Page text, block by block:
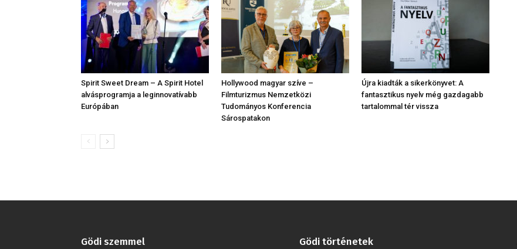
​Spirit Sweet Dream – A Spirit Hotel
alvásprogramja a leginnovatívabb
Európában
Hollywood magyar szíve –
Filmturizmus Nemzetközi
Tudományos Konferencia
Sárospatakon
Újra kiadták a sikerkönyvet: A
fantasztikus nyelv még gazdagabb
tartalommal tér vissza
Gödi szemmel Gödi történetek